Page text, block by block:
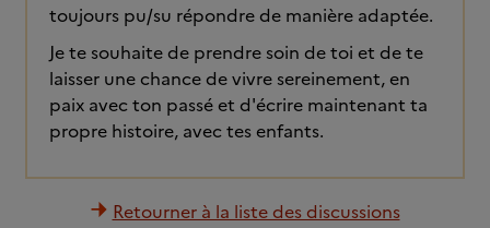
toujours pu/su répondre de manière adaptée.
Je te souhaite de prendre soin de toi et de te
laisser une chance de vivre sereinement, en
paix avec ton passé et d'écrire maintenant ta
propre histoire, avec tes enfants.
Retourner à la liste des discussions